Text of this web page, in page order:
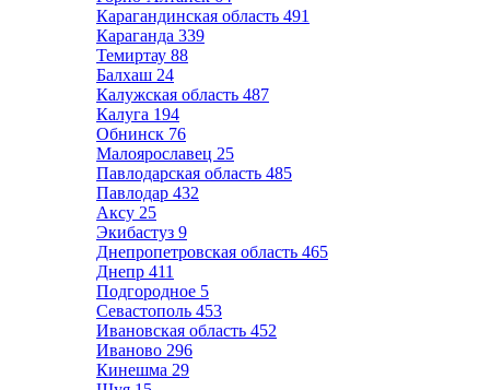
Карагандинская область 491
Караганда 339
Темиртау 88
Балхаш 24
Калужская область 487
Калуга 194
Обнинск 76
Малоярославец 25
Павлодарская область 485
Павлодар 432
Аксу 25
Экибастуз 9
Днепропетровская область 465
Днепр 411
Подгородное 5
Севастополь 453
Ивановская область 452
Иваново 296
Кинешма 29